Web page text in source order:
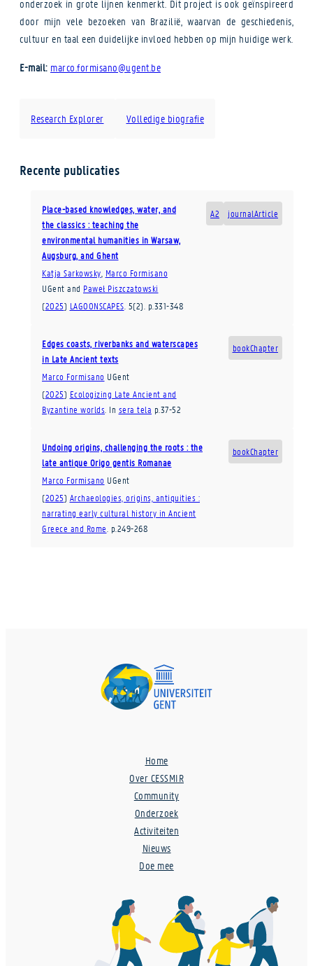
onderzoek in grote lijnen kenmerkt. Dit project is ook geïnspireerd
door mijn vele bezoeken van Brazilië, waarvan de geschiedenis,
cultuur en taal een duidelijke invloed hebben op mijn huidige werk.
E-mail: marco.formisano@ugent.be
Research Explorer Volledige biografie
Recente publicaties
A2 journalArticle
Place-based knowledges, water, and
the classics : teaching the
environmental humanities in Warsaw,
Augsburg, and Ghent
Katja Sarkowsky Marco Formisano
UGent and Paweł Piszczatowski
(2025) LAGOONSCAPES 5(2) p.331-348
bookChapter
Edges coasts, riverbanks and waterscapes
in Late Ancient texts
Marco Formisano UGent
(2025) Ecologizing Late Ancient and
Byzantine worlds In sera tela p.37-52
bookChapter
Undoing origins, challenging the roots : the
late antique Origo gentis Romanae
Marco Formisano UGent
(2025) Archaeologies, origins, antiquities :
narrating early cultural history in Ancient
Greece and Rome p.249-268
Home
Over CESSMIR
Community
Onderzoek
Activiteiten
Nieuws
Doe mee